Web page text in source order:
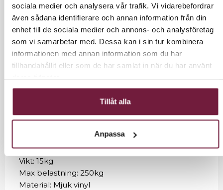
sociala medier och analysera vår trafik. Vi vidarebefordrar
även sådana identifierare och annan information från din
enhet till de sociala medier och annons- och analysföretag
som vi samarbetar med. Dessa kan i sin tur kombinera
informationen med annan information som du har
tillhandahållit eller som de har samlat in när du har använt
Tillåt alla
Anpassa
INFORMATION
En professionell massagebänk i trä som är enkelt
utformad med hög komfort och stabilitet. Bänken
Höjd: 63-84cm
Vikt: 15kg
Max belastning: 250kg
Material: Mjuk vinyl